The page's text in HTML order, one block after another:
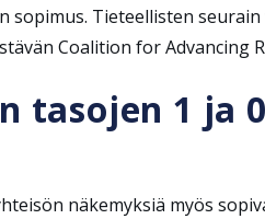
Tieteellisten
Coalition for Advancing
tasojen 1
näkemyksiä myös